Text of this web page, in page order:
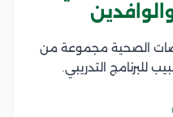
الصحية مجموعة من
للبرنامج التدريبي.